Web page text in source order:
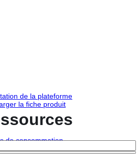
de la plateforme
la fiche produit
de consommation